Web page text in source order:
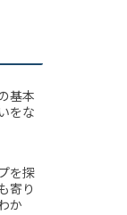
基本
をな
を探
寄り
か